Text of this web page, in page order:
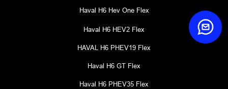
Haval H6 Hev One Flex
Haval H6 HEV2 Flex
HAVAL H6 PHEV19 Flex
Haval H6 GT Flex
Haval H6 PHEV35 Flex